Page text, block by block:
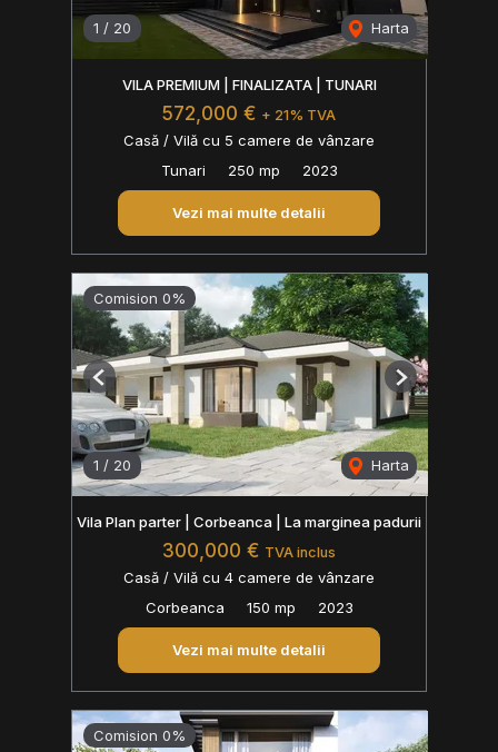
1 / 20 Harta
VILA PREMIUM | FINALIZATA | TUNARI
572,000 € + 21% TVA
Casă / Vilă cu 5 camere de vânzare
Tunari
250 mp 2023
Vezi mai multe detalii
Comision 0%
1 / 20 Harta
Previous Next
Vila Plan parter | Corbeanca | La marginea padurii
300,000 € TVA inclus
Casă / Vilă cu 4 camere de vânzare
Corbeanca
150 mp 2023
Vezi mai multe detalii
Comision 0%